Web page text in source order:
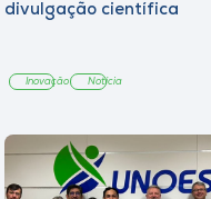
divulgação científica
Inovação Notícia